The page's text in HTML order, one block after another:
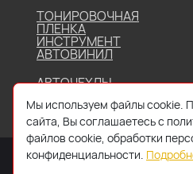
ТОНИРОВОЧНАЯ
ПЛЕНКА
ИНСТРУМЕНТ
АВТОВИНИЛ
АВТОЧЕХЛЫ
Мы используем файлы cookie.
сайта, Вы соглашаетесь с
файлов cookie, обработки
конфиденциальности.